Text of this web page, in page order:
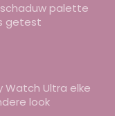
palette
getest
Watch Ultra elke
look